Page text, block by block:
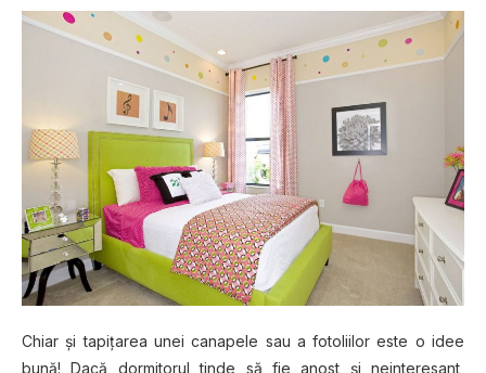
Chiar și tapițarea unei canapele sau a fotoliilor este o idee
bună! Dacă dormitorul tinde să fie anost și neinteresant,